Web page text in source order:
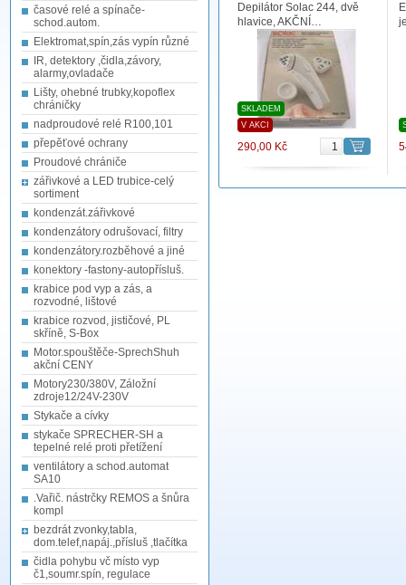
časové relé a spínače-
schod.autom.
Elektromat,spín,zás vypín různé
IR, detektory ,čidla,závory,
alarmy,ovladače
Lišty, ohebné trubky,kopoflex
chráničky
nadproudové relé R100,101
přepěťové ochrany
Proudové chrániče
zářivkové a LED trubice-celý
sortiment
kondenzát.zářivkové
kondenzátory odrušovací, filtry
kondenzátory.rozběhové a jiné
konektory -fastony-autopřísluš.
krabice pod vyp a zás, a
rozvodné, lištové
krabice rozvod, jističové, PL
skříně, S-Box
Motor.spouštěče-SprechShuh
akční CENY
Motory230/380V, Záložní
zdroje12/24V-230V
Stykače a cívky
stykače SPRECHER-SH a
tepelné relé proti přetížení
ventilátory a schod.automat
SA10
.Vařič. nástrčky REMOS a šnůra
kompl
bezdrát zvonky,tabla,
dom.telef,napáj.,přísluš ,tlačítka
čidla pohybu vč místo vyp
č1,soumr.spín, regulace
Depilátor Solac 244, dvě
hlavice, AKČNÍ…
SKLADEM
V AKCI
290,00 Kč